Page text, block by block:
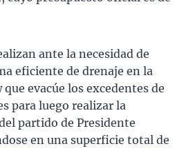
ante la necesidad de
eficiente de drenaje en la
evacúe los excedentes de
para luego realizar la
partido de Presidente
en una superficie total de